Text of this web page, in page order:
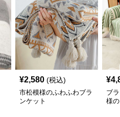
¥2,580 (税込)
市松模様のふわふわブラ
ンケット
¥
ブ
様